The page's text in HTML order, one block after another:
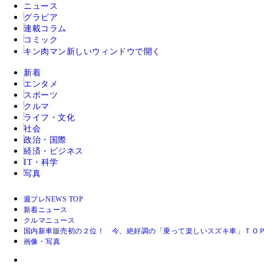
ニュース
グラビア
連載コラム
コミック
キン肉マン 新しいウィンドウで開く
新着
エンタメ
スポーツ
クルマ
ライフ・文化
社会
政治・国際
経済・ビジネス
IT・科学
写真
週プレNEWS TOP
新着ニュース
クルマニュース
国内新車販売初の２位！ 今、絶好調の「乗って楽しいスズキ車」ＴＯ
画像・写真